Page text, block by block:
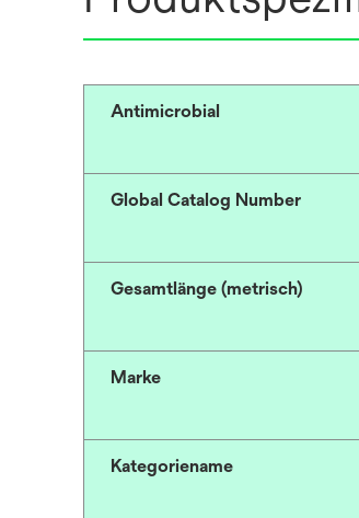
Antimicrobial
Global Catalog Number
Gesamtlänge (metrisch)
Marke
Kategoriename